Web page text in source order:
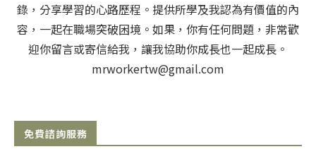
錄，分享學習的心路歷程。提供所學及我認為有價值的內
容，一起在職場突破困境。如果，你有任何問題，非常歡
迎你留言或寄信給我，讓我協助你成長也一起成長。
mrworkertw@gmail.com
免費諮詢服務